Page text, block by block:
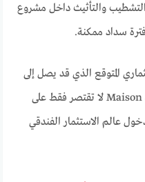
والتأثيث داخل مشروع
سداد ممكنة.
المتوقع الذي قد يصل إلى
17% سنويًا، فإن أنظمة التقسيط في Maison S لا تقتصر فقط على
عالم الاستثمار الفندقي